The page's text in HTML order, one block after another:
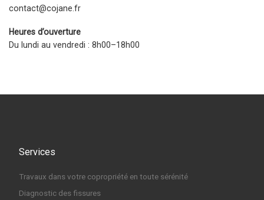
contact@cojane.fr
Heures d’ouverture
Du lundi au vendredi : 8h00–18h00
Services
Travaux dans votre copropriété en toute sérénité
Diagnostic des fissures